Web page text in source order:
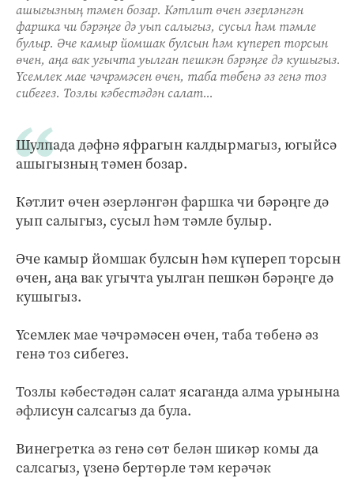
ашыгызның тәмен бозар. Кәтлит өчен әзерләнгән
фаршка чи бәрәңге дә уып салыгыз, сусыл һәм тәмле
булыр. Әче камыр йомшак булсын һәм күпереп торсын
өчен, аңа вак угычта уылган пешкән бәрәңге дә кушыгыз.
Үсемлек мае чәчрәмәсен өчен, таба төбенә әз генә тоз
сибегез. Тозлы кәбестәдән салат...
Шулпада дәфнә яфрагын калдырмагыз, югыйсә
ашыгызның тәмен бозар.
Кәтлит өчен әзерләнгән фаршка чи бәрәңге дә
уып салыгыз, сусыл һәм тәмле булыр.
Әче камыр йомшак булсын һәм күпереп торсын
өчен, аңа вак угычта уылган пешкән бәрәңге дә
кушыгыз.
Үсемлек мае чәчрәмәсен өчен, таба төбенә әз
генә тоз сибегез.
Тозлы кәбестәдән салат ясаганда алма урынына
әфлисун салсагыз да була.
Винегретка әз генә сөт белән шикәр комы да
салсагыз, үзенә бертөрле тәм керәчәк